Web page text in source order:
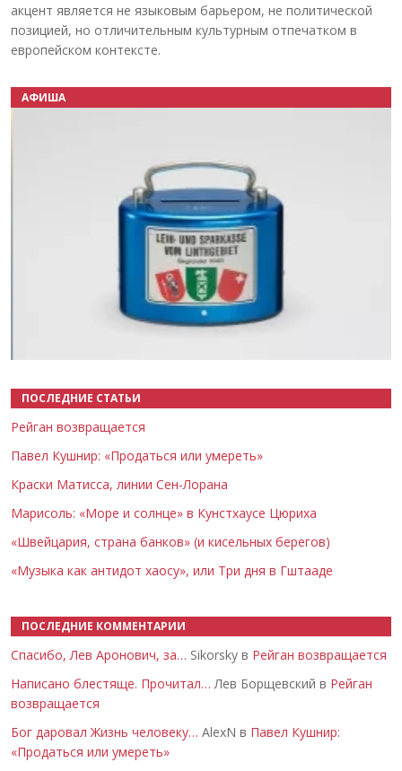
акцент является не языковым барьером, не политической
позицией, но отличительным культурным отпечатком в
европейском контексте.
АФИША
ПОСЛЕДНИЕ СТАТЬИ
Рейган возвращается
Павел Кушнир: «Продаться или умереть»
Краски Матисса, линии Сен-Лорана
Марисоль: «Море и солнце» в Кунстхаусе Цюриха
«Швейцария, страна банков» (и кисельных берегов)
«Музыка как антидот хаосу», или Три дня в Гштааде
ПОСЛЕДНИЕ КОММЕНТАРИИ
Спасибо, Лев Аронович, за… Sikorsky в Рейган возвращается
Написано блестяще. Прочитал… Лев Борщевский в Рейган
возвращается
Бог даровал Жизнь человеку… AlexN в Павел Кушнир:
«Продаться или умереть»